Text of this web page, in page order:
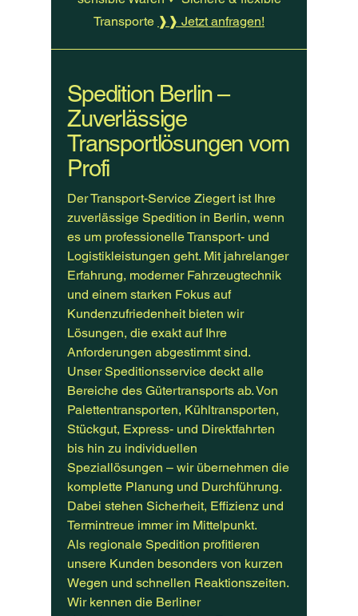
Transporte ❱❱ Jetzt anfragen!
Spedition Berlin –
Zuverlässige
Transportlösungen vom
Profi
Der Transport-Service Ziegert ist Ihre
zuverlässige Spedition in Berlin, wenn
es um professionelle Transport- und
Logistikleistungen geht. Mit jahrelanger
Erfahrung, moderner Fahrzeugtechnik
und einem starken Fokus auf
Kundenzufriedenheit bieten wir
Lösungen, die exakt auf Ihre
Anforderungen abgestimmt sind.
Unser Speditionsservice deckt alle
Bereiche des Gütertransports ab. Von
Palettentransporten, Kühltransporten,
Stückgut, Express- und Direktfahrten
bis hin zu individuellen
Speziallösungen – wir übernehmen die
komplette Planung und Durchführung.
Dabei stehen Sicherheit, Effizienz und
Termintreue immer im Mittelpunkt.
Als regionale Spedition profitieren
unsere Kunden besonders von kurzen
Wegen und schnellen Reaktionszeiten.
Wir kennen die Berliner